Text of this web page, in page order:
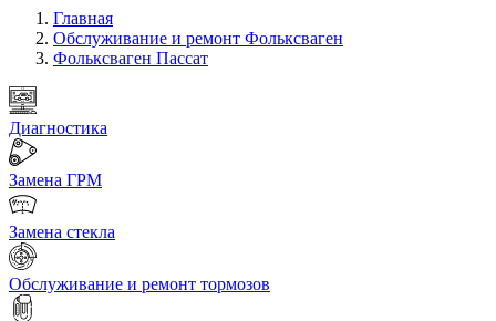
Главная
Обслуживание и ремонт Фольксваген
Фольксваген Пассат
Диагностика
Замена ГРМ
Замена стекла
Обслуживание и ремонт тормозов